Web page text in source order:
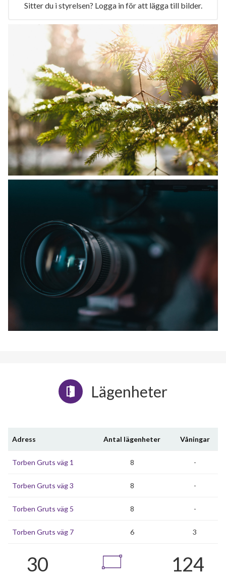
Sitter du i styrelsen? Logga in för att lägga till bilder.
Lägenheter
Adress Antal lägenheter Våningar
Torben Gruts väg 1 8 -
Torben Gruts väg 3 8 -
Torben Gruts väg 5 8 -
Torben Gruts väg 7 6 3